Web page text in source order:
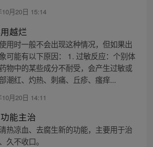
10月20日 15:14
越烂
用时一般不会出现这种情况，但如果出
可能有以下原因： 1. 过敏反应：个别体
物中的某些成分不耐受，会产生过敏或
潮红、灼热、刺痛、丘疹、瘙痒...
10月20日 14:11
能主治
热凉血、去腐生新的功能，主要用于治
久不收口。